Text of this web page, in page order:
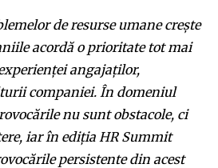
de resurse umane crește
acordă o prioritate tot mai
angajaților,
companiei. În domeniul
nu sunt obstacole, ci
iar în ediția HR Summit
persistente din acest